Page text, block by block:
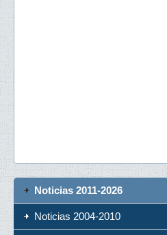
Noticias 2011-2026
Noticias 2004-2010